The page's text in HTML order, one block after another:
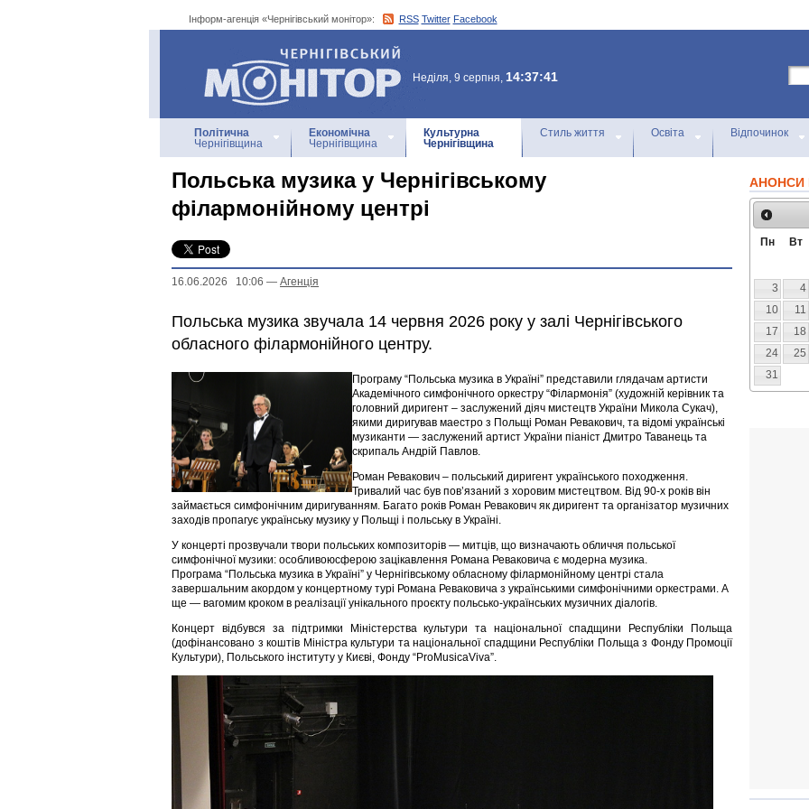
Інформ-агенція «Чернігівський монітор»: RSS Twitter Facebook
Інформ-агенція
«Чернігівський монітор»
Неділя, 9 серпня, 14:37:41
Політична
Чернігівщина
Економічна
Чернігівщина
Культурна
Чернігівщина
Стиль життя Освіта Відпочинок
Польська музика у Чернігівському
філармонійному центрі
16.06.2026 10:06 — Агенцiя
Польська музика звучала 14 червня 2026 року у залі Чернігівського
обласного філармонійного центру.
Програму “Польська музика в Україні” представили глядачам артисти
Академічного симфонічного оркестру “Філармонія” (художній керівник та
головний диригент – заслужений діяч мистецтв України Микола Сукач),
якими диригував маестро з Польщі Роман Ревакович, та відомі українські
музиканти — заслужений артист України піаніст Дмитро Таванець та
скрипаль Андрій Павлов.
Роман Ревакович – польський диригент українського походження.
Тривалий час був пов’язаний з хоровим мистецтвом. Від 90-х років він
займається симфонічним диригуванням. Багато років Роман Ревакович як диригент та організатор музичних
заходів пропагує українську музику у Польщі і польську в Україні.
У концерті прозвучали твори польських композиторів — митців, що визначають обличчя польської
симфонічної музики: особливоюсферою зацікавлення Романа Реваковича є модерна музика.
Програма “Польська музика в Україні” у Чернігівському обласному філармонійному центрі стала
завершальним акордом у концертному турі Романа Реваковича з українськими симфонічними оркестрами. А
ще — вагомим кроком в реалізації унікального проєкту польсько-українських музичних діалогів.
Концерт відбувся за підтримки Міністерства культури та національної спадщини Республіки Польща
(дофінансовано з коштів Міністра культури та національної спадщини Республіки Польща з Фонду Промоції
Культури), Польського інституту у Києві, Фонду “ProMusicaViva”.
АНОНСИ
Пн Вт
3
4
10
11
17
18
24
25
31